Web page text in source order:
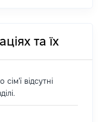
та їх
відсутні